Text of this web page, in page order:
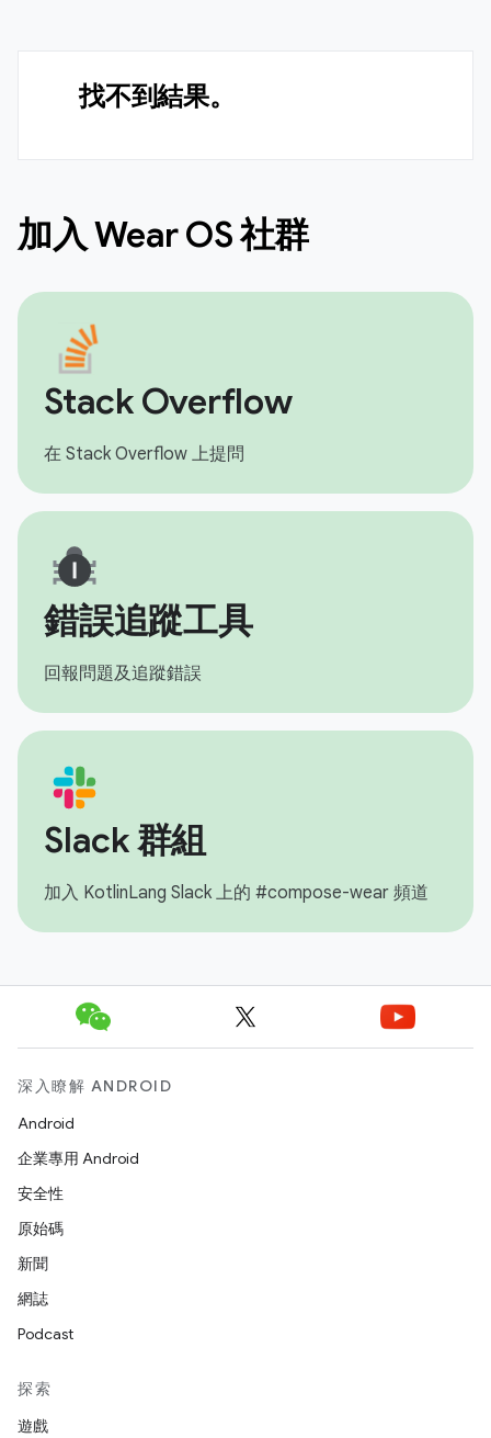
找不到結果。
加入 Wear OS 社群
Stack Overflow
在 Stack Overflow 上提問
錯誤追蹤工具
回報問題及追蹤錯誤
Slack 群組
加入 KotlinLang Slack 上的 #compose-wear 頻道
深入瞭解 ANDROID
Android
企業專用 Android
安全性
原始碼
新聞
網誌
Podcast
探索
遊戲